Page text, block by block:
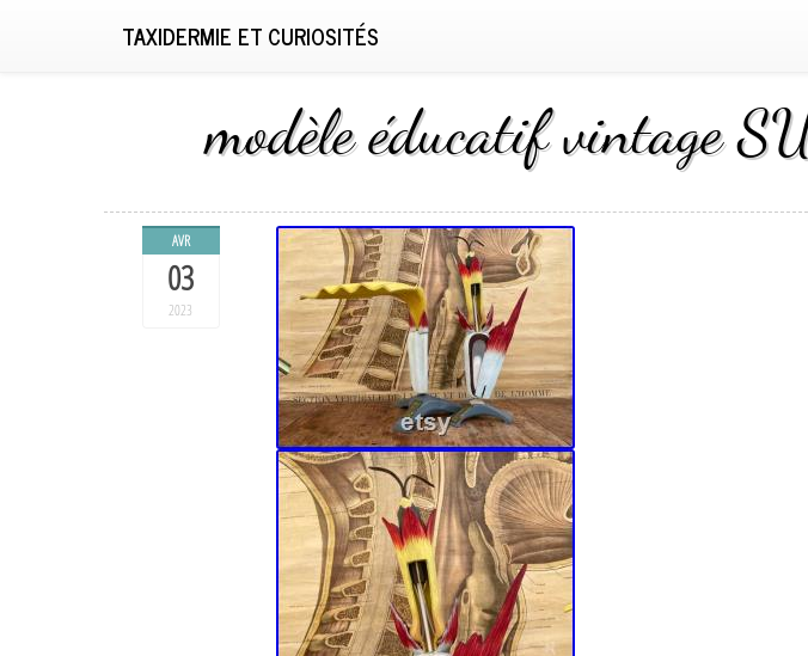
TAXIDERMIE ET CURIOSITÉS
modèle éducatif vintage
AVR
03
2023